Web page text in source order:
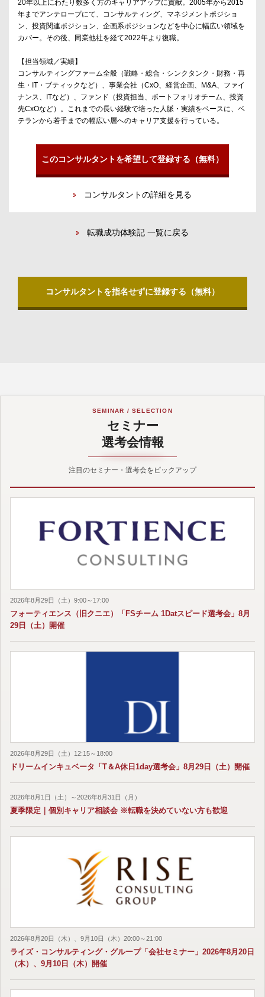
20年以上にわたり数多く方のキャリアアップに貢献。2005年から2015
年までアンテロープにて、コンサルティング、マネジメントポジショ
ン、投資関連ポジション、企画系ポジションなどを中心に幅広い領域を
カバー。その後、同業他社を経て2022年より復職。
【担当領域／実績】
コンサルティングファーム全般（戦略・総合・シンクタンク・財務・再
生・IT・ブティックなど）、事業会社（CxO、経営企画、M&A、ファイ
ナンス、ITなど）、ファンド（投資担当、ポートフォリオチーム、投資
先CxOなど）。これまでの長い経験で培った人脈・実績をベースに、ベ
テランから若手までの幅広い層へのキャリア支援を行っている。
このコンサルタントを希望して登録する（無料）
コンサルタントの詳細を見る
転職成功体験記 一覧に戻る
コンサルタントを指名せずに登録する（無料）
SEMINAR / SELECTION
セミナー
選考会情報
注目のセミナー・選考会をピックアップ
2026年8月29日（土）9:00～17:00
フォーティエンス（旧クニエ）「FSチーム 1Datスピード選考会」8月
29日（土）開催
2026年8月29日（土）12:15～18:00
ドリームインキュベータ「T＆A休日1day選考会」8月29日（土）開催
2026年8月1日（土）～2026年8月31日（月）
夏季限定｜個別キャリア相談会 ※転職を決めていない方も歓迎
2026年8月20日（木）、9月10日（木）20:00～21:00
ライズ・コンサルティング・グループ「会社セミナー」2026年8月20日
（木）、9月10日（木）開催